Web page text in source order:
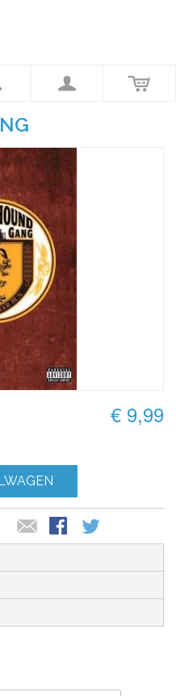
€ 9,99